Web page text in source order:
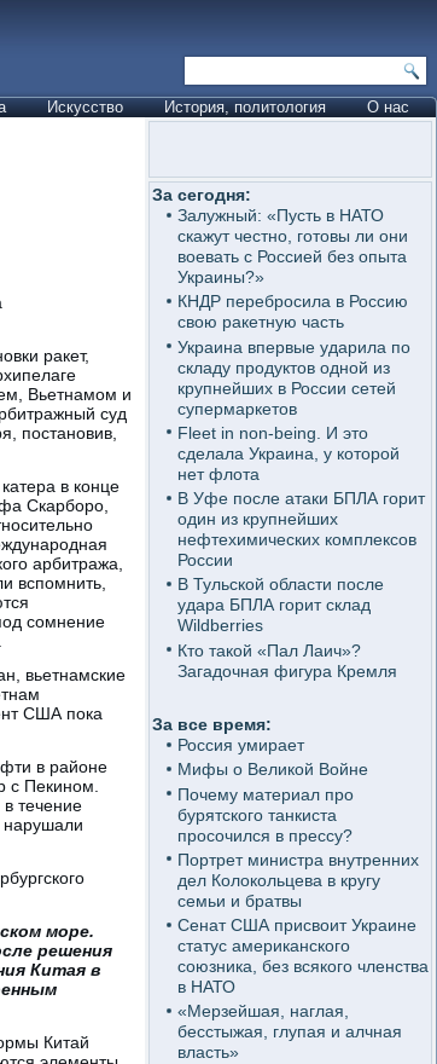
Искусство История, политология О нас
ракет,
Вьетнамом и
суд
постановив,
в конце
Скарборо,
арбитража,
вспомнить,
сомнение
вьетнамские
США пока
в районе
с Пекином.
течение
нарушали
море.
решения
Китая в
Китай
За сегодня:
Залужный: «Пусть в НАТО
скажут честно, готовы ли они
воевать с Россией без опыта
Украины?»
КНДР перебросила в Россию
свою ракетную часть
Украина впервые ударила по
складу продуктов одной из
крупнейших в России сетей
супермаркетов
Fleet in non-being. И это
сделала Украина, у которой
нет флота
В Уфе после атаки БПЛА горит
один из крупнейших
нефтехимических комплексов
России
В Тульской области после
удара БПЛА горит склад
Wildberries
Кто такой «Пал Лаич»?
Загадочная фигура Кремля
За все время:
Россия умирает
Мифы о Великой Войне
Почему материал про
бурятского танкиста
просочился в прессу?
Портрет министра внутренних
дел Колокольцева в кругу
семьи и братвы
Сенат США присвоит Украине
статус американского
союзника, без всякого членства
в НАТО
«Мерзейшая, наглая,
бесстыжая, глупая и алчная
власть»